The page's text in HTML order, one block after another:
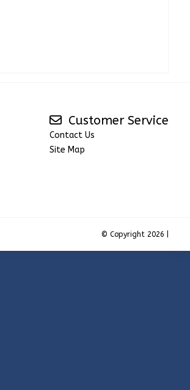
Customer Service
Contact Us
Site Map
© Copyright 2026 |